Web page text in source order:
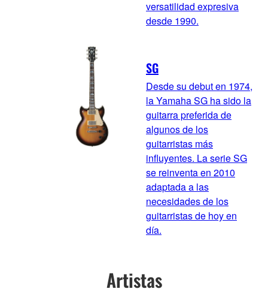
versatilidad expresiva
desde 1990.
SG
Desde su debut en 1974,
la Yamaha SG ha sido la
guitarra preferida de
algunos de los
guitarristas más
influyentes. La serie SG
se reinventa en 2010
adaptada a las
necesidades de los
guitarristas de hoy en
día.
Artistas